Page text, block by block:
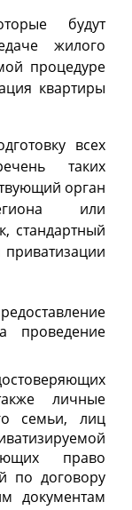
будут
жилого
процедуре
квартиры
всех
таких
орган
или
стандартный
проведение
личные
семьи, лиц
право
по договору
документам